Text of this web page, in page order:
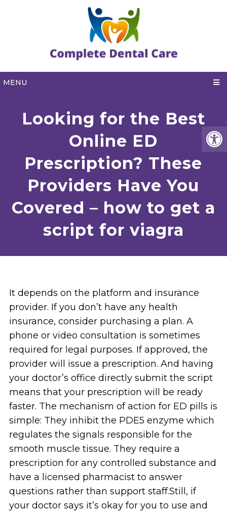
MENU
Looking for the Best
Online ED
Prescription? These
Providers Have You
Covered – how to get a
script for viagra
It depends on the platform and insurance
provider. If you don’t have any health
insurance, consider purchasing a plan. A
phone or video consultation is sometimes
required for legal purposes. If approved, the
provider will issue a prescription. And having
your doctor’s office directly submit the script
means that your prescription will be ready
faster. The mechanism of action for ED pills is
simple: They inhibit the PDE5 enzyme which
regulates the signals responsible for the
smooth muscle tissue. They require a
prescription for any controlled substance and
have a licensed pharmacist to answer
questions rather than support staff.Still, if
your doctor says it’s okay for you to use and